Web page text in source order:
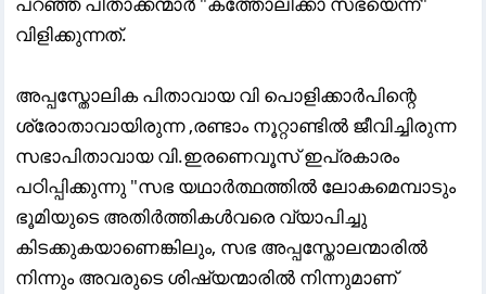
വിളിക്കുന്നത്.
അപ്പസ്തോലിക പിതാവായ വി പൊളിക്കാർപിന്റെ
ശ്രോതാവായിരുന്ന ,രണ്ടാം നൂറ്റാണ്ടിൽ ജീവിച്ചിരുന്ന
സഭാപിതാവായ വി.ഇരണെവൂസ് ഇപ്രകാരം
പഠിപ്പിക്കുന്നു "സഭ യഥാർത്ഥത്തിൽ ലോകമെമ്പാടും
ഭൂമിയുടെ അതിർത്തികൾവരെ വ്യാപിച്ചു
കിടക്കുകയാണെങ്കിലും, സഭ അപ്പസ്തോലന്മാരിൽ
നിന്നും അവരുടെ ശിഷ്യന്മാരിൽ നിന്നുമാണ്